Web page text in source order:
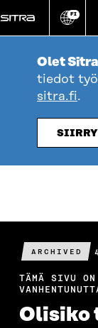
suoraan
sisältöön
Vaihda
kieli
FI
Olet
tiedot
sitra.fi.
SIIRRY
ARCHIVED
TÄMÄ SIVU
Olisiko